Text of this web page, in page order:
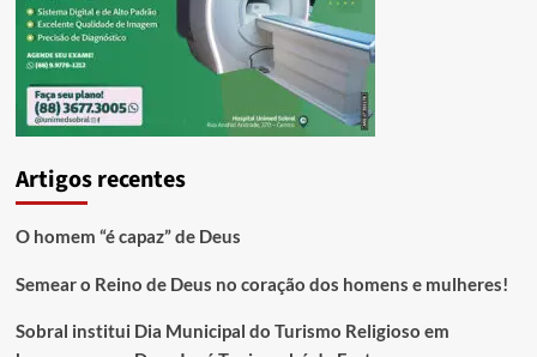
Artigos recentes
O homem “é capaz” de Deus
Semear o Reino de Deus no coração dos homens e mulheres!
Sobral institui Dia Municipal do Turismo Religioso em